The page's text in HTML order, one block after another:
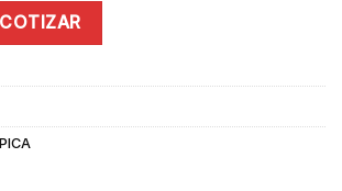
VIDRIO TELESCOPICA 9.75 M. CUPRUM
COTIZAR